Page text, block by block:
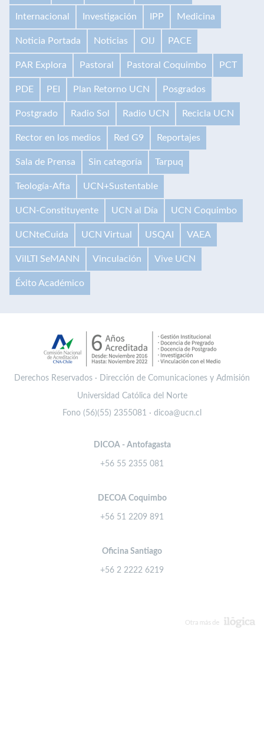
Internacional Investigación IPP Medicina
Noticia Portada Noticias OIJ PACE
PAR Explora Pastoral Pastoral Coquimbo PCT
PDE PEI Plan Retorno UCN Posgrados
Postgrado Radio Sol Radio UCN Recicla UCN
Rector en los medios Red G9 Reportajes
Sala de Prensa Sin categoría Tarpuq
Teología-Afta UCN+Sustentable
UCN-Constituyente UCN al Día UCN Coquimbo
UCNteCuida UCN Virtual USQAI VAEA
VilLTI SeMANN Vinculación Vive UCN
Éxito Académico
Derechos Reservados · Dirección de Comunicaciones y Admisión
Universidad Católica del Norte
Fono (56)(55) 2355081 · dicoa@ucn.cl
DICOA - Antofagasta
+56 55 2355 081
DECOA Coquimbo
+56 51 2209 891
Oficina Santiago
+56 2 2222 6219